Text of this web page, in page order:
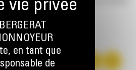
Nous les avons conçus pour accélérer
et s'adapter à votre tâche.
BERGERAT
en tant que
de